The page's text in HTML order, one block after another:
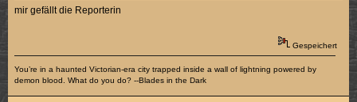
mir gefällt die Reporterin
Gespeichert
You’re in a haunted Victorian-era city trapped inside a wall of lightning powered by
demon blood. What do you do? --Blades in the Dark